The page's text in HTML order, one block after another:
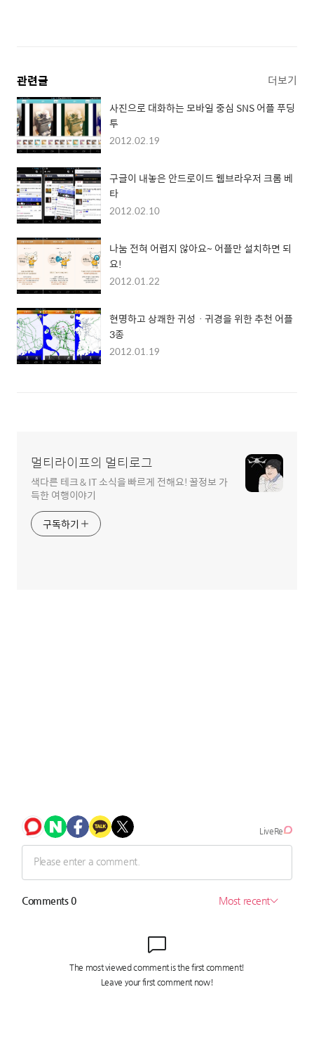
관련글 더보기
사진으로 대화하는 모바일 중심 SNS 어플 푸딩
투
2012.02.19
구글이 내놓은 안드로이드 웹브라우저 크롬 베
타
2012.02.10
나눔 전혀 어렵지 않아요~ 어플만 설치하면 되
요!
2012.01.22
현명하고 상쾌한 귀성ㆍ귀경을 위한 추천 어플
3종
2012.01.19
멀티라이프의 멀티로그
색다른 테크 & IT 소식을 빠르게 전해요! 꿀정보 가
득한 여행이야기
구독하기